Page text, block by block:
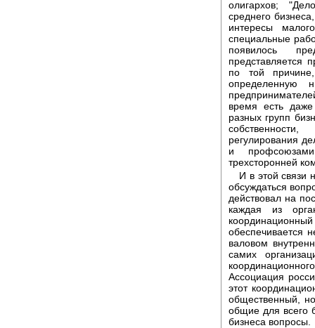
олигархов;
среднего
интересы
специальные
появилось
представляется
по той
определенную
время есть
разных групп
регулирования
и
трехсторонней
И в этой связи
обсуждаться
действовал на
каждая из
обеспечивается
валовом
самих
Ассоциация
этот
общественный,
общие для всего
бизнеса вопросы.